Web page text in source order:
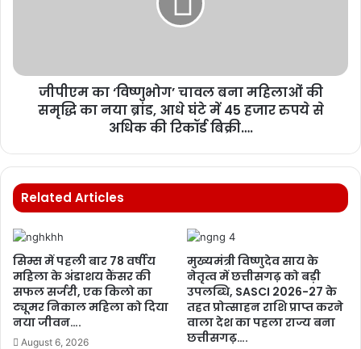
जीपीएम का ‘विष्णुभोग’ चावल बना महिलाओं की
समृद्धि का नया ब्रांड, आधे घंटे में 45 हजार रुपये से
अधिक की रिकॉर्ड बिक्री….
Related Articles
सिम्स में पहली बार 78 वर्षीय
महिला के अंडाशय कैंसर की
सफल सर्जरी, एक किलो का
ट्यूमर निकाल महिला को दिया
नया जीवन….
August 6, 2026
मुख्यमंत्री विष्णुदेव साय के
नेतृत्व में छत्तीसगढ़ को बड़ी
उपलब्धि, SASCI 2026-27 के
तहत प्रोत्साहन राशि प्राप्त करने
वाला देश का पहला राज्य बना
छत्तीसगढ़….